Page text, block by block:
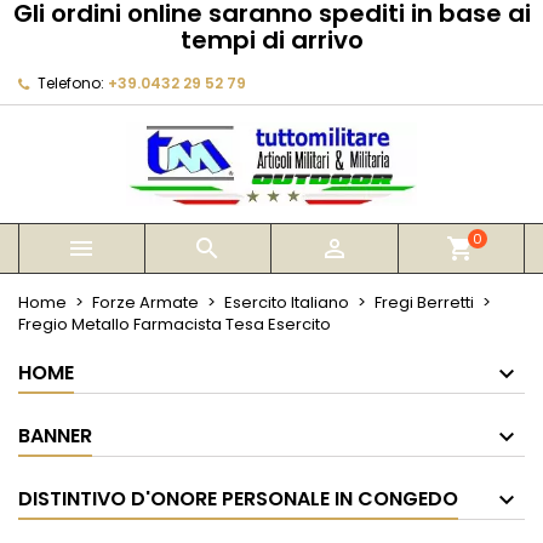
Gli ordini online saranno spediti in base ai
tempi di arrivo
Telefono: +39.0432 29 52 79
   shopping_cart0
Home Forze Armate Esercito Italiano
Fregi Berretti
Fregio Metallo Farmacista Tesa Esercito
HOME
BANNER
DISTINTIVO D'ONORE PERSONALE IN CONGEDO
My wishlists
add_circle_outline Create new list
Crea lista dei desideri
Annulla Crea lista dei desideri
Devi avere effettuato l'accesso per salvare dei
prodotti nella tua lista dei desideri.
Annulla